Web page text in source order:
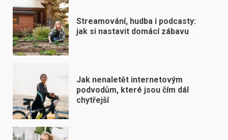
Streamování, hudba i podcasty:
jak si nastavit domácí zábavu
Jak nenaletět internetovým
podvodům, které jsou čím dál
chytřejší